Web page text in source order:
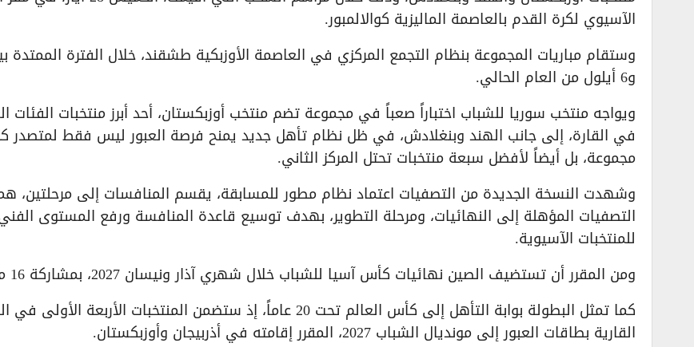
الآسيوي لكرة القدم بالعاصمة الماليزية كوالالمبور.
و6 أيلول من العام الحالي.
ويواجه منتخب سوريا للشباب اختباراً صعباً في مجموعة تضم منتخب أوزبكستان، أحد أبرز منتخبات الفئات
في القارة، إلى جانب الهند وبنغلادش، في ظل نظام تأهل جديد يمنح فرصة العبور ليس فقط لمتصدر
مجموعة، بل أيضاً لأفضل سبعة منتخبات تحتل المركز الثاني.
وشهدت النسخة الجديدة من التصفيات اعتماد نظام مطور للمسابقة، يقسم المنافسات إلى مرحلتين،
التصفيات المؤهلة إلى النهائيات، ومرحلة التطوير، بهدف توسيع قاعدة المنافسة ورفع المستوى
للمنتخبات الآسيوية.
ومن المقرر أن تستضيف الصين نهائيات كأس آسيا للشباب خلال شهري آذار ونيسان 2027، بمشاركة 16 منتخباً.
كما تمثل البطولة بوابة التأهل إلى كأس العالم تحت 20 عاماً، إذ ستضمن المنتخبات الأربعة
القارية بطاقات العبور إلى مونديال الشباب 2027، المقرر إقامته في أذربيجان وأوزبكستان.